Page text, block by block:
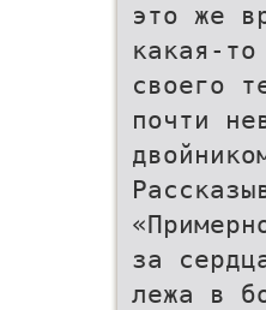
это же
какая-
своего
почти
за
лежа в